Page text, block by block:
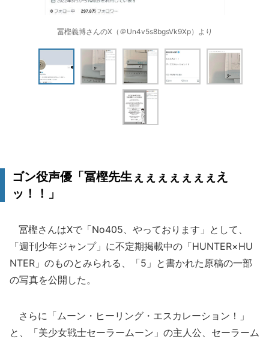
冨樫義博さんのX（＠Un4v5s8bgsVk9Xp）より
ゴン役声優「冨樫先生ぇぇぇぇぇぇぇえ
ッ！！」
冨樫さんはXで「No405、やっております」として、
「週刊少年ジャンプ」に不定期掲載中の「HUNTER×HU
NTER」のものとみられる、「5」と書かれた原稿の一部
の写真を公開した。
さらに「ムーン・ヒーリング・エスカレーション！」
と、「美少女戦士セーラームーン」の主人公、セーラーム